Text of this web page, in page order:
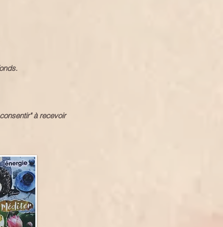
à recevoir